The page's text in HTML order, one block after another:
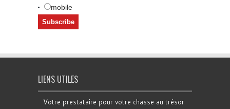
mobile
LIENS UTILES
Votre prestataire pour votre chasse au trésor